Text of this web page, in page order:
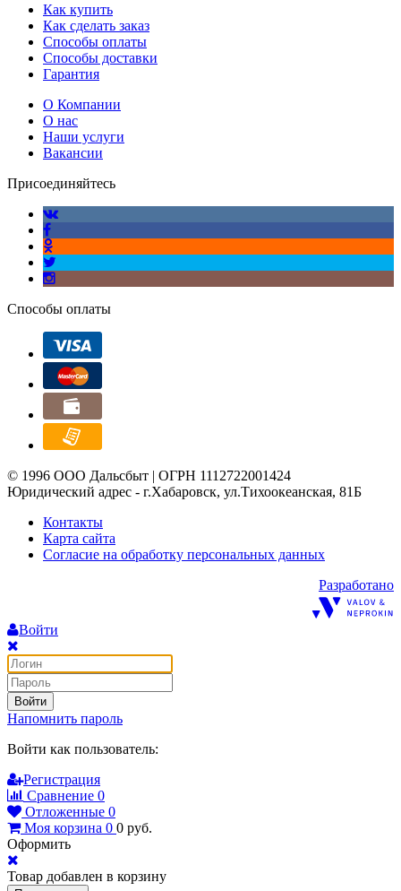
Как купить
Как сделать заказ
Способы оплаты
Способы доставки
Гарантия
О Компании
О нас
Наши услуги
Вакансии
Присоединяйтесь
Способы оплаты
© 1996 ООО Дальсбыт | ОГРН 1112722001424
Юридический адрес - г.Хабаровск, ул.Тихоокеанская, 81Б
Контакты
Карта сайта
Согласие на обработку персональных данных
Разработано
Войти
Войти
Напомнить пароль
Войти как пользователь:
Регистрация
Сравнение 0
Отложенные 0
Моя корзина 0 0 руб.
Оформить
Товар добавлен в корзину